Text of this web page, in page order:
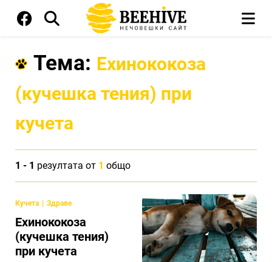
Тема: Ехинококоза
(кучешка тения) при
кучета
1 - 1 резултата от 1 общо
Кучета Здраве
Ехинококоза
(кучешка тения)
при кучета